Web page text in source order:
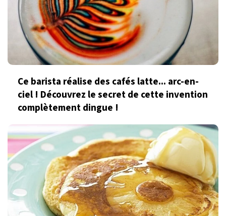
Ce barista réalise des cafés latte... arc-en-
ciel ! Découvrez le secret de cette invention
complètement dingue !